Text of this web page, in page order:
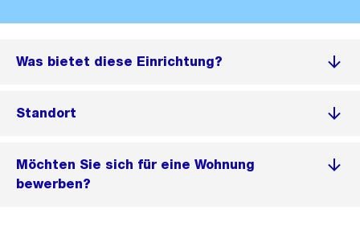
Was bietet diese Einrichtung?
Standort
Möchten Sie sich für eine Wohnung
bewerben?